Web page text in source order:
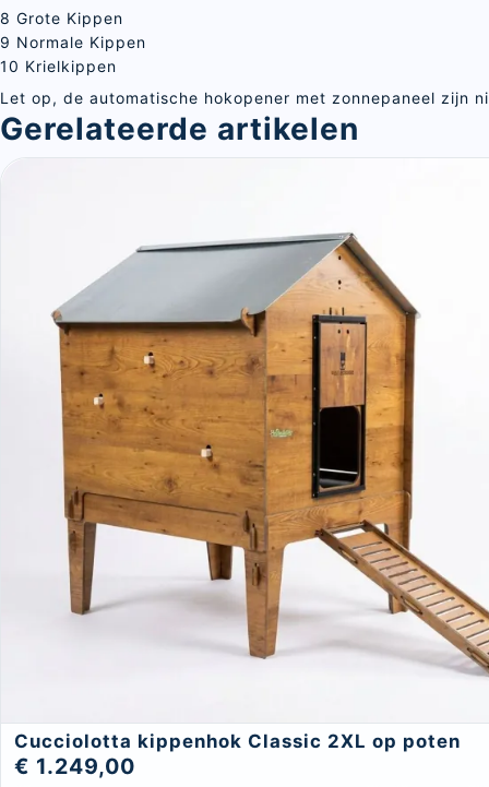
8 Grote Kippen
9 Normale Kippen
10 Krielkippen
Let op, de automatische hokopener met zonnepaneel
Gerelateerde artikelen
Cucciolotta kippenhok Classic 2XL op poten
€ 1.249,00